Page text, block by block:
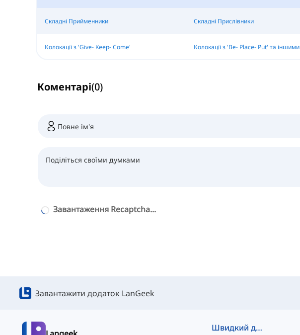
Складні Прийменники Складні Прислівники
Колокації з 'Give- Keep- Come' Колокації з 'Be- Place- Put' та іншими
Коментарі(0)
Завантаження Recaptcha...
Завантажити додаток LanGeek
Швидкий доступ